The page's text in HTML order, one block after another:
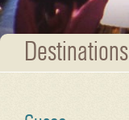
Destinations